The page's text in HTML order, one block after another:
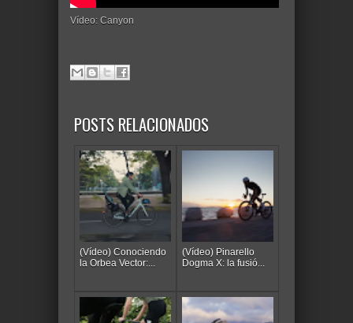
Vídeo: Canyon
POSTS RELACIONADOS
(Vídeo) Conociendo
la Orbea Vector:...
(Vídeo) Pinarello
Dogma X: la fusió...